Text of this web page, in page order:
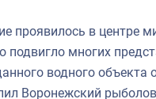
проявилось в центре
многих
водного объекта
Воронежский